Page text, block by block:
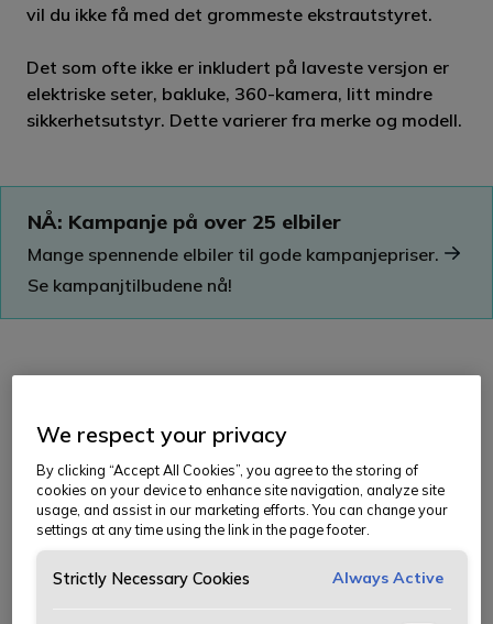
vil du ikke få med det grommeste ekstrautstyret.
Det som ofte ikke er inkludert på laveste versjon er
elektriske seter, bakluke, 360-kamera, litt mindre
sikkerhetsutstyr. Dette varierer fra merke og modell.
NÅ: Kampanje på over 25 elbiler
Mange spennende elbiler til gode kampanjepriser.
Se kampanjtilbudene nå!
Oppgraderinger innenfor komfort og sikkerhet
Flere detaljer på eksteriør og interiør
Dekker behovet for de aller fleste
We respect your privacy
By clicking “Accept All Cookies”, you agree to the storing of
cookies on your device to enhance site navigation, analyze site
usage, and assist in our marketing efforts. You can change your
settings at any time using the link in the page footer.
Strictly Necessary Cookies Always Active